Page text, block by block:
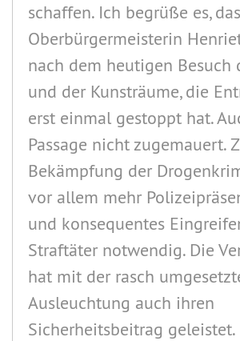
schaffen. Ich begrüße es,
Oberbürgermeisterin
nach dem heutigen Besuch
und der Kunsträume, die
erst einmal gestoppt hat.
Passage nicht zugemauert.
Bekämpfung der
vor allem mehr
und konsequentes
Straftäter notwendig. Die
hat mit der rasch
Ausleuchtung auch ihren
Sicherheitsbeitrag geleistet.